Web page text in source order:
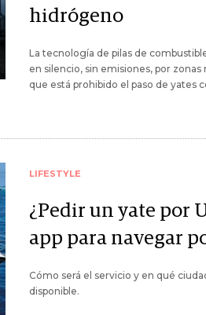
hidrógeno
La tecnología de pilas de
en silencio, sin emisiones, por
que está prohibido el paso de yates
LIFESTYLE
¿Pedir un yate por
app para navegar
Cómo será el servicio y en qué
disponible.